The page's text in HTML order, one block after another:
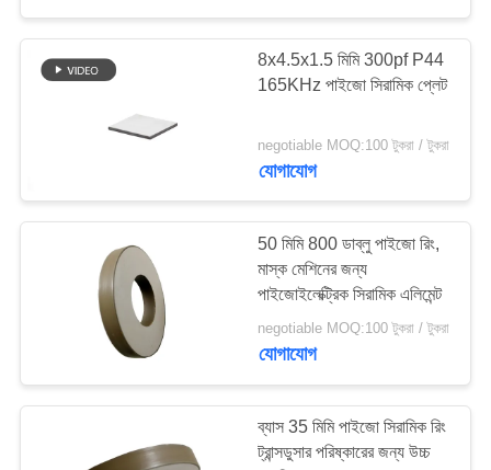
PRIVACY
POLICY
8x4.5x1.5 মিমি 300pf P44
165KHz পাইজো সিরামিক প্লেট
negotiable MOQ:100 টুকরা / টুকরা
যোগাযোগ
50 মিমি 800 ডাব্লু পাইজো রিং,
মাস্ক মেশিনের জন্য
পাইজোইলেক্ট্রিক সিরামিক এলিমেন্ট
negotiable MOQ:100 টুকরা / টুকরা
যোগাযোগ
ব্যাস 35 মিমি পাইজো সিরামিক রিং
ট্রান্সডুসার পরিষ্কারের জন্য উচ্চ